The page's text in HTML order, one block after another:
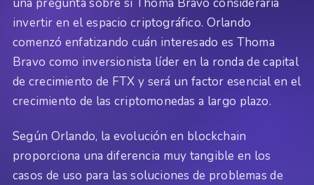
invertir en el espacio criptográfico. Orlando
comenzó enfatizando cuán interesado es Thoma
Bravo como inversionista líder en la ronda de capital
de crecimiento de FTX y será un factor esencial en el
crecimiento de las criptomonedas a largo plazo.
Según Orlando, la evolución en blockchain
proporciona una diferencia muy tangible en los
casos de uso para las soluciones de problemas de